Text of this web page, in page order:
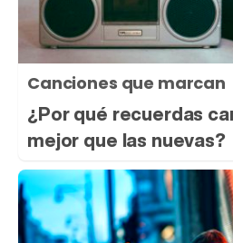
Canciones que marcan
¿Por qué recuerdas
mejor que las nuevas?